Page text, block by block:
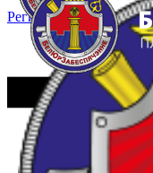
Регистрация Вход